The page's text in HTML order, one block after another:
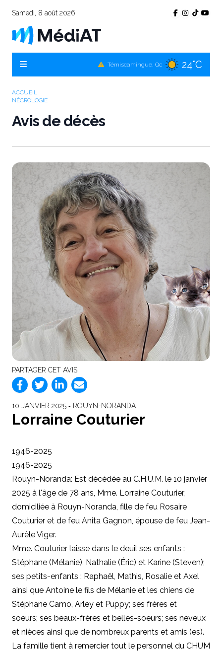
Samedi, 8 août 2026
24°C
La Sarre, Qc 20°C
ACCUEIL
NÉCROLOGIE
Avis de décès
PARTAGER CET AVIS
10 JANVIER 2025 ‐ ROUYN-NORANDA
Lorraine Couturier
1946-2025
1946-2025
Rouyn-Noranda: Est décédée au C.H.U.M. le 10 janvier
2025 à l'âge de 78 ans, Mme. Lorraine Couturier,
domiciliée à Rouyn-Noranda, fille de feu Rosaire
Couturier et de feu Anita Gagnon, épouse de feu Jean-
Aurèle Viger.
Mme. Couturier laisse dans le deuil ses enfants :
Stéphane (Mélanie), Nathalie (Éric) et Karine (Steven);
ses petits-enfants : Raphaël, Mathis, Rosalie et Axel
ainsi que Antoine le fils de Mélanie et les chiens de
Stéphane Camo, Arley et Puppy; ses frères et
soeurs; ses beaux-frères et belles-soeurs; ses neveux
et nièces ainsi que de nombreux parents et amis (es).
La famille tient à remercier tout le personnel du CHUM